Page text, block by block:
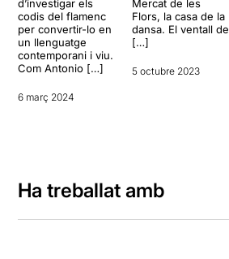
d’investigar els
codis del flamenc
per convertir-lo en
un llenguatge
contemporani i viu.
Com Antonio […]
6 març 2024
Mercat de les
Flors, la casa de la
dansa. El ventall de
[…]
5 octubre 2023
Ha treballat amb